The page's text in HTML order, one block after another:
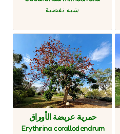
شبه نفضية
حمرية عريضة الأوراق
Erythrina corallodendrum